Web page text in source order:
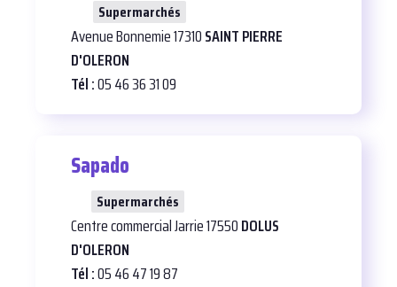
Supermarchés
Avenue Bonnemie 17310SAINT PIERRE
D'OLERON
Tél :05 46 36 31 09
Sapado
Supermarchés
Centre commercial Jarrie 17550DOLUS
D'OLERON
Tél :05 46 47 19 87